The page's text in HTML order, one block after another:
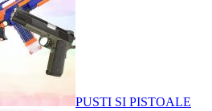
PUSTI SI PISTOALE